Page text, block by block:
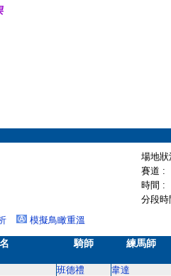
場地
賽道 :
時間 :
分段
模擬鳥瞰重溫
騎師 練馬師
班德禮 韋達